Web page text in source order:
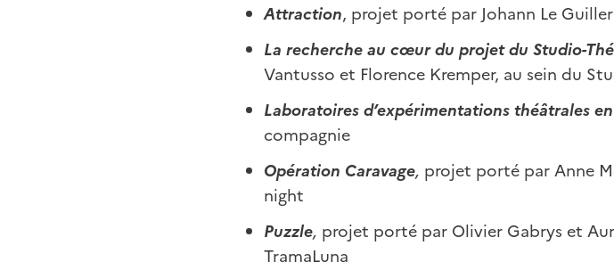
Attraction, projet porté par Johann Le
La recherche au cœurdu projet du Studio-
Vantusso et Florence Kremper, au sein du
Laboratoiresd’expérimentations théâtrales
compagnie
Opération Caravage, projet porté par Anne
night
Puzzle, projet porté par Olivier Gabrys et
TramaLuna